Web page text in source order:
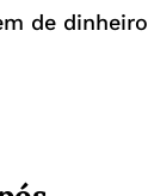
de dinheiro